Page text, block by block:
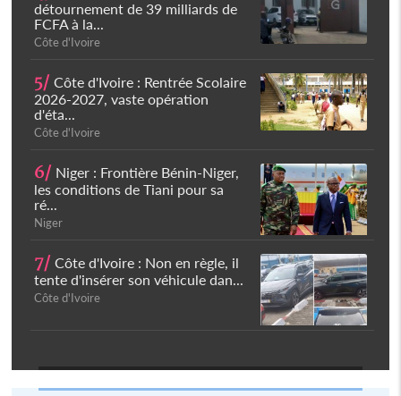
détournement de 39 milliards de
FCFA à la...
Côte d'Ivoire
5/ Côte d'Ivoire : Rentrée Scolaire
2026-2027, vaste opération
d'éta...
Côte d'Ivoire
6/ Niger : Frontière Bénin-Niger,
les conditions de Tiani pour sa
ré...
Niger
7/ Côte d'Ivoire : Non en règle, il
tente d'insérer son véhicule dan...
Côte d'Ivoire